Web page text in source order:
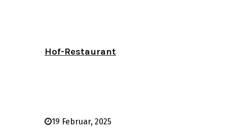
Hof-Restaurant
19 Februar, 2025